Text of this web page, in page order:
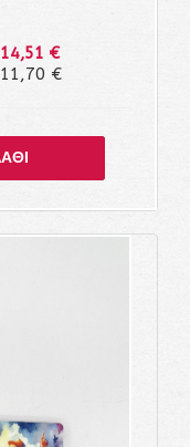
14,51 €
11,70 €